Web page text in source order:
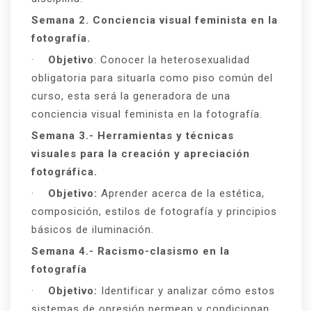
Semana 2. Conciencia visual feminista en la
fotografía.
· Objetivo: Conocer la heterosexualidad
obligatoria para situarla como piso común del
curso, esta será la generadora de una
conciencia visual feminista en la fotografía.
Semana 3.- Herramientas y técnicas
visuales para la creación y apreciación
fotográfica.
· Objetivo: Aprender acerca de la estética,
composición, estilos de fotografía y principios
básicos de iluminación.
Semana 4.- Racismo-clasismo en la
fotografía
· Objetivo: Identificar y analizar cómo estos